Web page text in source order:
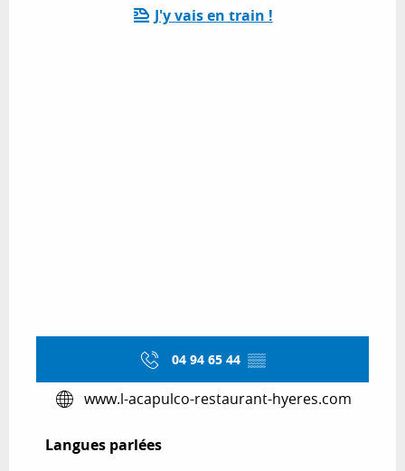
J'y vais en train !
04 94 65 44 ▒▒
www.l-acapulco-restaurant-hyeres.com
Langues parlées
Langues parlées